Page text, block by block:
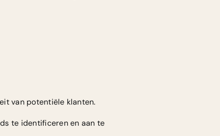
van potentiële klanten.
te identificeren en aan te